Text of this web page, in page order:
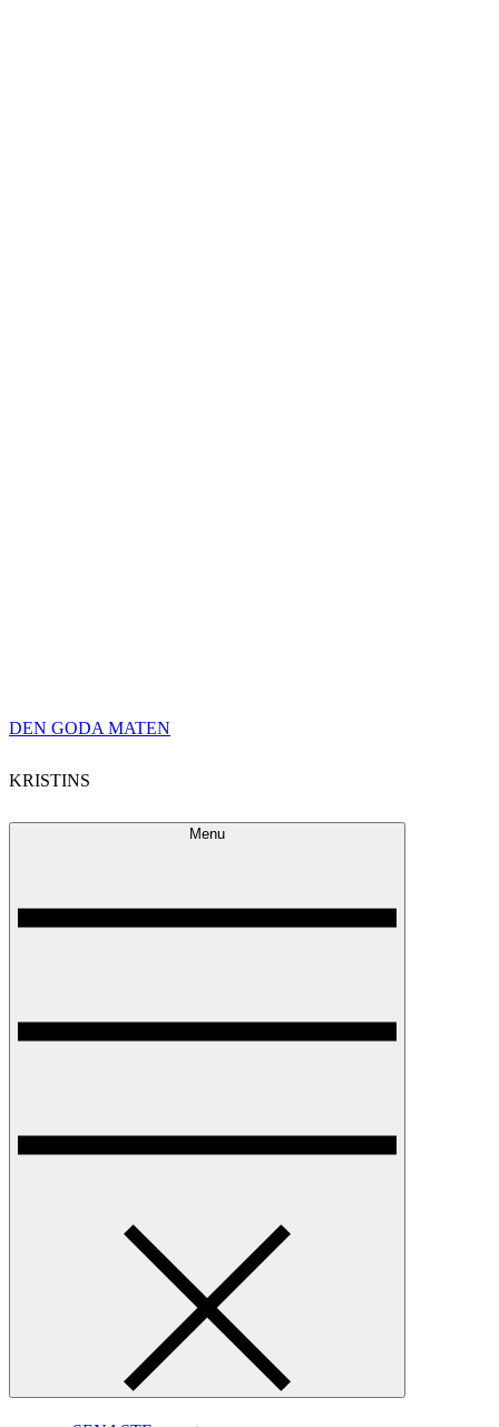
Skip
content
DEN GODA MATEN
KRISTINS
Menu